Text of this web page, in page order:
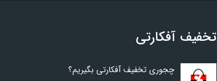
تخفیف آفکارتی
چجوری تخفیف آفکارتی بگیریم؟